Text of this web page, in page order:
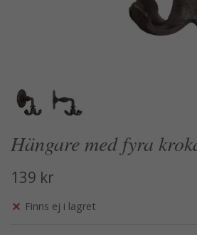
Hängare med fyra
139 kr
Finns ej i lagret